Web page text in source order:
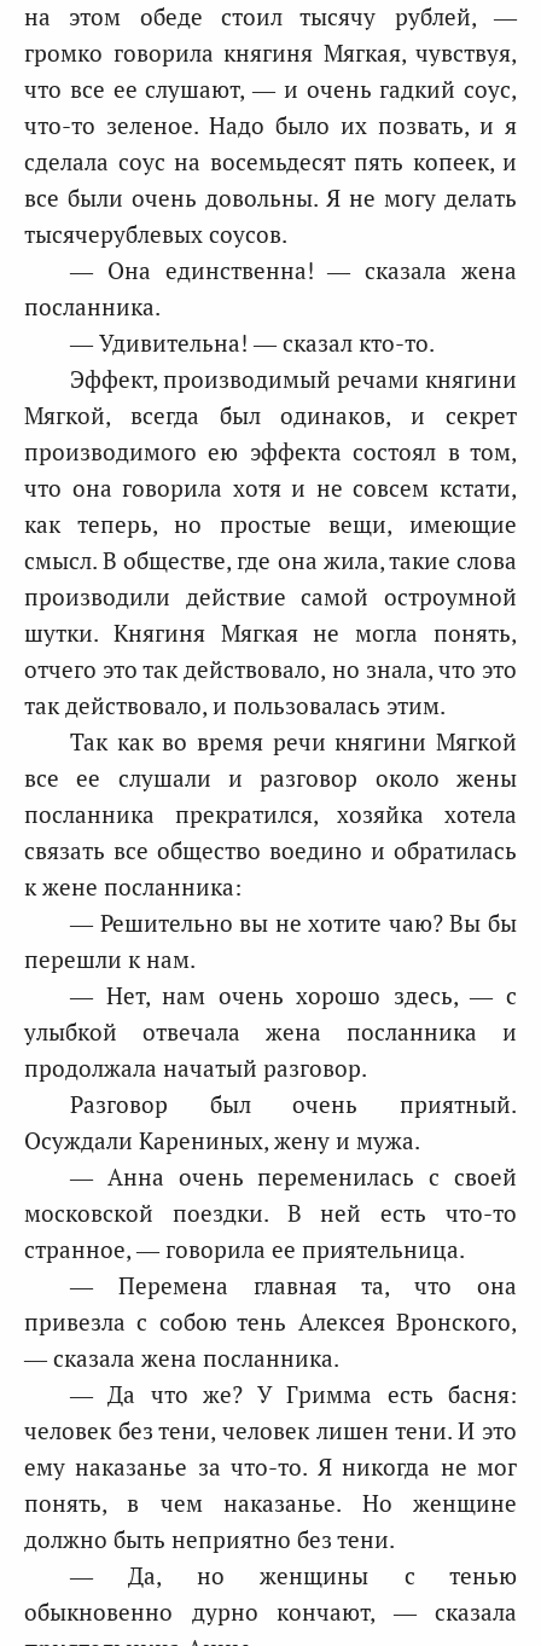
на этом обеде стоил тысячу рублей, —
громко говорила княгиня Мягкая, чувствуя,
что все ее слушают, — и очень гадкий соус,
что-то зеленое. Надо было их позвать, и я
сделала соус на восемьдесят пять копеек, и
все были очень довольны. Я не могу делать
тысячерублевых соусов.
— Она единственна! — сказала жена
посланника.
— Удивительна! — сказал кто-то.
Эффект, производимый речами княгини
Мягкой, всегда был одинаков, и секрет
производимого ею эффекта состоял в том,
что она говорила хотя и не совсем кстати,
как теперь, но простые вещи, имеющие
смысл. В обществе, где она жила, такие слова
производили действие самой остроумной
шутки. Княгиня Мягкая не могла понять,
отчего это так действовало, но знала, что это
так действовало, и пользовалась этим.
Так как во время речи княгини Мягкой
все ее слушали и разговор около жены
посланника прекратился, хозяйка хотела
связать все общество воедино и обратилась
к жене посланника:
— Решительно вы не хотите чаю? Вы бы
перешли к нам.
— Нет, нам очень хорошо здесь, — с
улыбкой отвечала жена посланника и
продолжала начатый разговор.
Разговор был очень приятный.
Осуждали Карениных, жену и мужа.
— Анна очень переменилась с своей
московской поездки. В ней есть что-то
странное, — говорила ее приятельница.
— Перемена главная та, что она
привезла с собою тень Алексея Вронского,
— сказала жена посланника.
— Да что же? У Гримма есть басня:
человек без тени, человек лишен тени. И это
ему наказанье за что-то. Я никогда не мог
понять, в чем наказанье. Но женщине
должно быть неприятно без тени.
— Да, но женщины с тенью
обыкновенно дурно кончают, — сказала